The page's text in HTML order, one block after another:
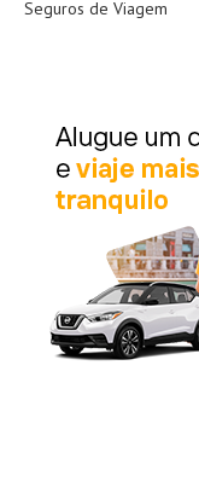
Seguros de Viagem